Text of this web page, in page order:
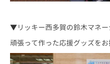
▼リッキー西多賀の鈴木マネ
頑張って作った応援グッズを